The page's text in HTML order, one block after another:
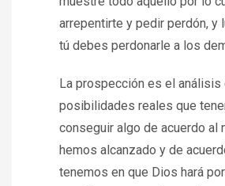
arrepentirte y pedir perdón, y
tú debes perdonarle a los
La prospección es el análisis
posibilidades reales que
conseguir algo de acuerdo al
hemos alcanzado y de
tenemos en que Dios hará